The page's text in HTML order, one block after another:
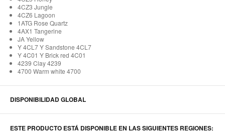
4CZ3 Jungle
4CZ6 Lagoon
1ATG Rose Quartz
4AX1 Tangerine
JA Yellow
Y 4CL7 Y Sandstone 4CL7
Y 4C01 Y Brick red 4C01
4239 Clay 4239
4700 Warm white 4700
DISPONIBILIDAD GLOBAL
ESTE PRODUCTO ESTÁ DISPONIBLE EN LAS SIGUIENTES REGIONES: